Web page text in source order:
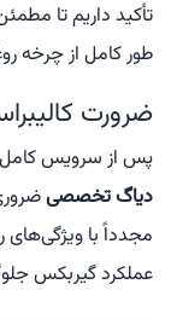
تأکید داریم تا
طور کامل از چرخه
ضرورت
پس از سرویس
دیاگ تخصصی
مجدداً با
عملکرد گیربکس